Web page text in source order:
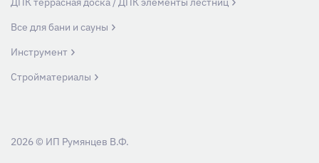
Все для бани и сауны
Инструмент
Стройматериалы
2026 © ИП Румянцев В.Ф.